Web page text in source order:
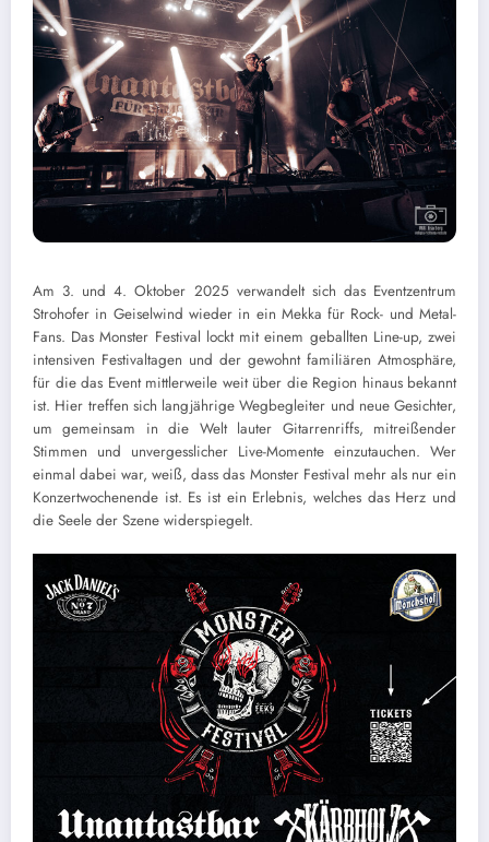
Am 3. und 4. Oktober 2025 verwandelt sich das Eventzentrum
Strohofer in Geiselwind wieder in ein Mekka für Rock- und Metal-
Fans. Das Monster Festival lockt mit einem geballten Line-up, zwei
intensiven Festivaltagen und der gewohnt familiären Atmosphäre,
für die das Event mittlerweile weit über die Region hinaus bekannt
ist. Hier treffen sich langjährige Wegbegleiter und neue Gesichter,
um gemeinsam in die Welt lauter Gitarrenriffs, mitreißender
Stimmen und unvergesslicher Live-Momente einzutauchen. Wer
einmal dabei war, weiß, dass das Monster Festival mehr als nur ein
Konzertwochenende ist. Es ist ein Erlebnis, welches das Herz und
die Seele der Szene widerspiegelt.